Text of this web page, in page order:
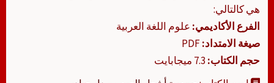
هي كالتالي:
الفرع الأكاديمي: علوم اللغة العربية
صيغة الامتداد:
حجم الكتاب: